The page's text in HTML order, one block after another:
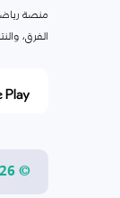
منصة
الفرق،
© 2026 YSscores. جميع الحقوق محفوظة.